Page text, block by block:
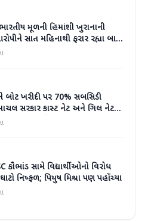
ભારતીય મૂળની હિમાંશી ખુરાનાની
સાત મહિનાથી ફરાર રહ્યા બાદ
આવી
બોટ ખરીદી પર 70% સબસિડી
સરકાર કાસ્ટ નેટ અને ગિલ નેટ
આપશે
કૌભાંડ સામે વિદ્યાર્થીઓનો વિરોધ
નિષ્ફળ; પિયુષ મિશ્રા પણ પહોંચ્યા